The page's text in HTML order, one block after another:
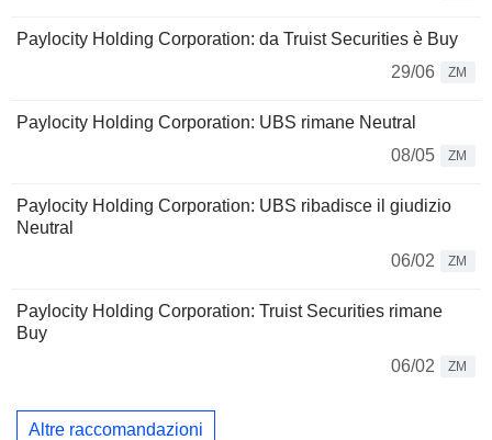
Paylocity Holding Corporation: da Truist Securities è Buy
29/06
ZM
Paylocity Holding Corporation: UBS rimane Neutral
08/05
ZM
Paylocity Holding Corporation: UBS ribadisce il giudizio
Neutral
06/02
ZM
Paylocity Holding Corporation: Truist Securities rimane
Buy
06/02
ZM
Altre raccomandazioni